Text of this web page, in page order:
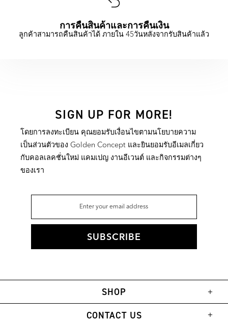
การคืนสินค้าและการคืนเงิน
ลูกค้าสามารถคืนสินค้าได้ ภายใน 45วันหลังจากรับสินค้าแล้ว
SIGN UP FOR MORE!
โดยการลงทะเบียน คุณยอมรับเงื่อนไขตามนโยบายความ
เป็นส่วนตัวของ Golden Concept และยินยอมรับอีเมลเกี่ยว
กับคอลเลคชั่นใหม่ แคมเปญ งานอีเวนต์ และกิจกรรมต่างๆ
ของเรา
SHOP
CONTACT US